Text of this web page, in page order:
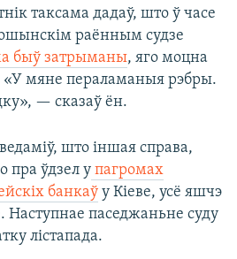
таксама дадаў, што ў часе
раённым судзе
быў затрыманы, яго моцна
«У мяне пераламаныя рэбры.
— сказаў ён.
што іншая справа,
пра ўдзел у пагромах
банкаў у Кіеве, усё яшчэ
Наступнае паседжаньне суду
лістапада.